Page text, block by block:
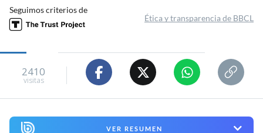
Seguimos criterios de
Ética y transparencia de BBCL
2410
visitas
VER RESUMEN